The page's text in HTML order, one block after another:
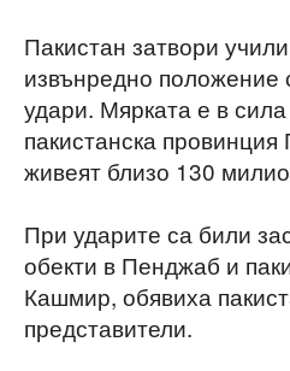
Пакистан затвори
извънредно положение
удари. Мярката е в
пакистанска
живеят близо 130
При ударите са били
обекти в Пенджаб и
Кашмир, обявиха
представители.